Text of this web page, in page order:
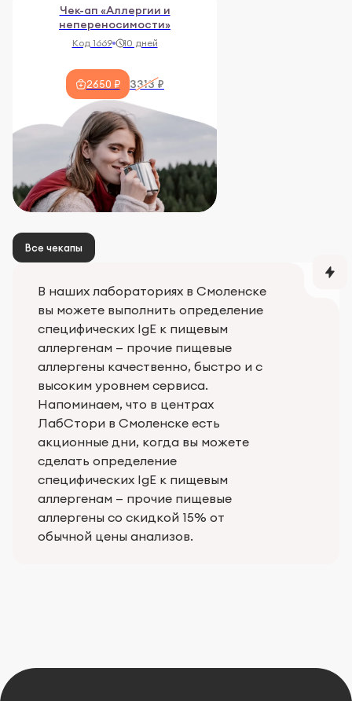
Чек-ап «Аллергии и
непереносимости»
Код 1669 10 дней
2650 ₽ 3313 ₽
Все чекапы
В наших лабораториях в Смоленске
вы можете выполнить определение
специфических IgE к пищевым
аллергенам — прочие пищевые
аллергены качественно, быстро и с
высоким уровнем сервиса.
Напоминаем, что в центрах
ЛабСтори в Смоленске есть
акционные дни, когда вы можете
сделать определение
специфических IgE к пищевым
аллергенам — прочие пищевые
аллергены со скидкой 15% от
обычной цены анализов.